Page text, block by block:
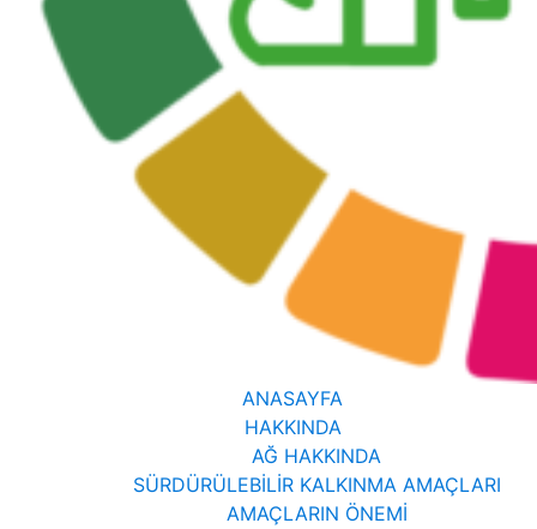
ANASAYFA
HAKKINDA
AĞ HAKKINDA
SÜRDÜRÜLEBİLİR KALKINMA AMAÇLARI
AMAÇLARIN ÖNEMİ